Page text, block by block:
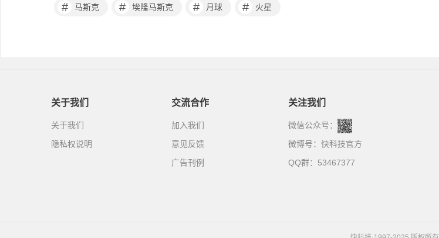
# 马斯克 # 埃隆马斯克 # 月球 # 火星
关于我们
关于我们
隐私权说明
交流合作
加入我们
意见反馈
广告刊例
关注我们
微信公众号：
微博号： 快科技官方
QQ群：53467377